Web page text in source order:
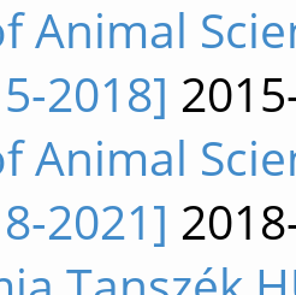
Animal
2018]
Animal
2021]